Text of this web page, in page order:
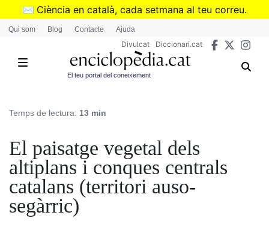
Vés
✉️ Ciència en català, cada setmana al teu correu.
➜Subscriu-te al butlletí de Divulcat
Qui som Blog Contacte Ajuda
Divulcat Diccionari.cat
El teu portal del coneixement
Temps de lectura: 13 min
El paisatge vegetal dels
altiplans i conques centrals
catalans (territori auso-
segàrric)